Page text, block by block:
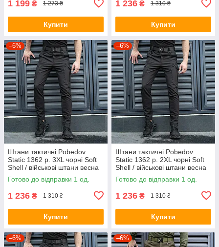
1 199 ₴ 1 273 ₴
Купити
1 236 ₴ 1 310 ₴
Купити
–6%
Штани тактичні Pobedov
Static 1362 р. 3XL чорні Soft
Shell / військові штани весна
осінь
Готово до відправки 1 од.
1 236 ₴ 1 310 ₴
Купити
–6%
Штани тактичні Pobedov
Static 1362 р. 2XL чорні Soft
Shell / військові штани весна
осінь
Готово до відправки 1 од.
1 236 ₴ 1 310 ₴
Купити
–6% –6%